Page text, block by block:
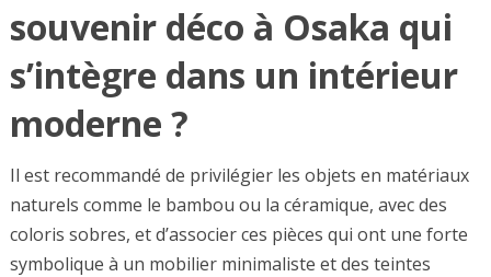
souvenir déco à Osaka qui
s’intègre dans un intérieur
moderne ?
Il est recommandé de privilégier les objets en matériaux
naturels comme le bambou ou la céramique, avec des
coloris sobres, et d’associer ces pièces qui ont une forte
symbolique à un mobilier minimaliste et des teintes